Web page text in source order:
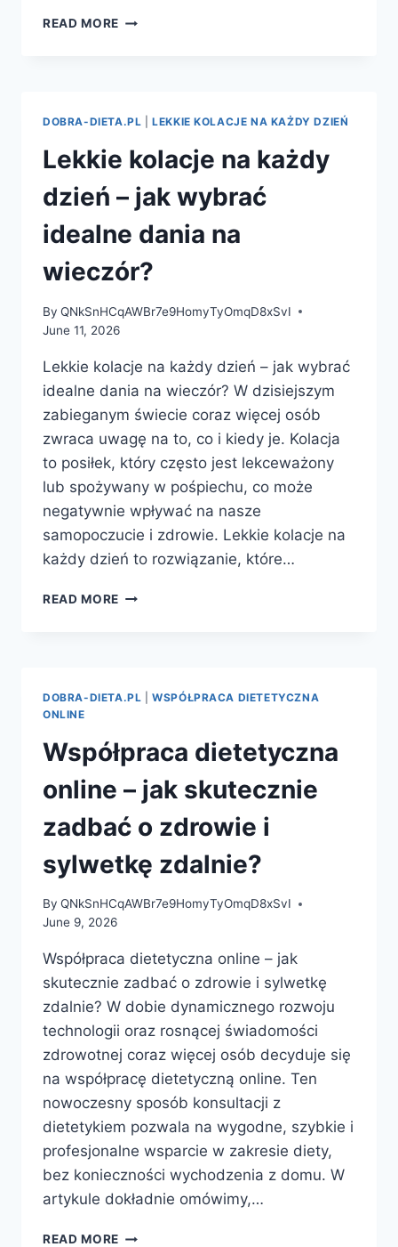
READ MORE 99
ZJEŚĆ
SMACZNIE
ZDROWO
PRZED
SNEM?
DOBRA-DIETA.PL |LEKKIE KOLACJE NA KAŻDY DZIEŃ
Lekkie kolacje na każdy
dzień – jak wybrać
idealne dania na
wieczór?
By QNkSnHCqAWBr7e9HomyTyOmqD8xSvI
June 11, 2026
Lekkie kolacje na każdy dzień – jak wybrać
idealne dania na wieczór? W dzisiejszym
zabieganym świecie coraz więcej osób
zwraca uwagę na to, co i kiedy je. Kolacja
to posiłek, który często jest lekceważony
lub spożywany w pośpiechu, co może
negatywnie wpływać na nasze
samopoczucie i zdrowie. Lekkie kolacje na
każdy dzień to rozwiązanie, które…
READ MORE LEKKIE
IDEALNE
DANIA
WIECZÓR?
DOBRA-DIETA.PL |WSPÓŁPRACA DIETETYCZNA
ONLINE
Współpraca dietetyczna
online – jak skutecznie
zadbać o zdrowie i
sylwetkę zdalnie?
By QNkSnHCqAWBr7e9HomyTyOmqD8xSvI
June 9, 2026
Współpraca dietetyczna online – jak
skutecznie zadbać o zdrowie i sylwetkę
zdalnie? W dobie dynamicznego rozwoju
technologii oraz rosnącej świadomości
zdrowotnej coraz więcej osób decyduje się
na współpracę dietetyczną online. Ten
nowoczesny sposób konsultacji z
dietetykiem pozwala na wygodne, szybkie i
profesjonalne wsparcie w zakresie diety,
bez konieczności wychodzenia z domu. W
artykule dokładnie omówimy,…
READ MORE WSPÓŁPRACA